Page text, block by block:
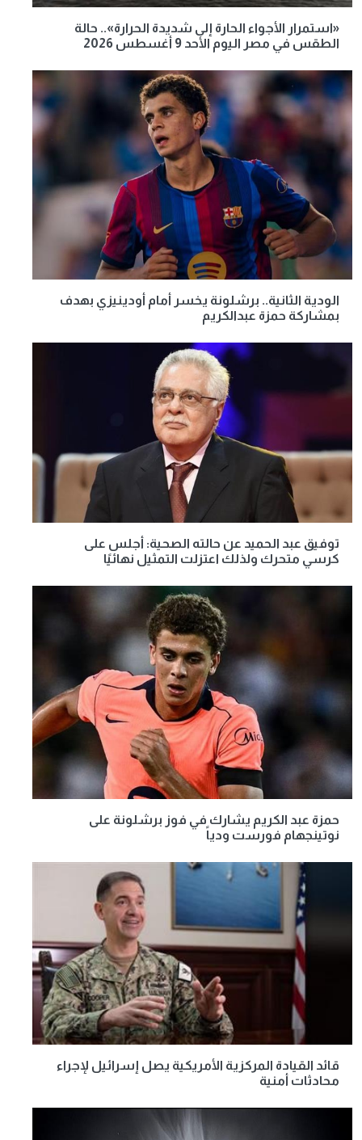
«استمرار الأجواء الحارة إلى شديدة الحرارة».. حالة
الطقس في مصر اليوم الأحد 9 أغسطس 2026
الودية الثانية.. برشلونة يخسر أمام أودينيزي بهدف
بمشاركة حمزة عبدالكريم
توفيق عبد الحميد عن حالته الصحية: أجلس على
كرسي متحرك ولذلك اعتزلت التمثيل نهائيًا
حمزة عبد الكريم يشارك في فوز برشلونة على
نوتينجهام فورست ودياً
قائد القيادة المركزية الأمريكية يصل إسرائيل لإجراء
محادثات أمنية